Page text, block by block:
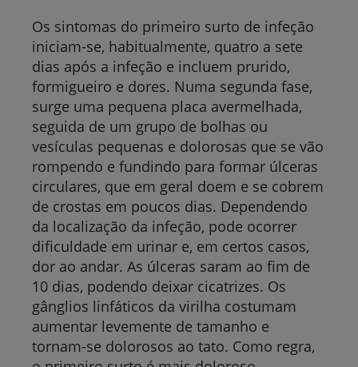
Os sintomas do primeiro surto de infeção
iniciam-se, habitualmente, quatro a sete
dias após a infeção e incluem prurido,
formigueiro e dores. Numa segunda fase,
surge uma pequena placa avermelhada,
seguida de um grupo de bolhas ou
vesículas pequenas e dolorosas que se vão
rompendo e fundindo para formar úlceras
circulares, que em geral doem e se cobrem
de crostas em poucos dias. Dependendo
da localização da infeção, pode ocorrer
dificuldade em urinar e, em certos casos,
dor ao andar. As úlceras saram ao fim de
10 dias, podendo deixar cicatrizes. Os
gânglios linfáticos da virilha costumam
aumentar levemente de tamanho e
tornam-se dolorosos ao tato. Como regra,